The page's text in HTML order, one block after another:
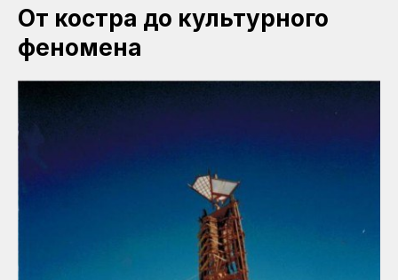
От костра до культурного
феномена